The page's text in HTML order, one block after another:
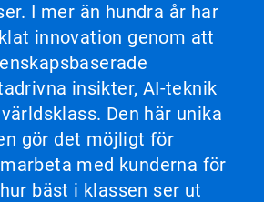
I mer än hundra år har
innovation genom att
insikter, AI-teknik
Den här unika
gör det möjligt för
med kunderna för
bäst i klassen ser ut